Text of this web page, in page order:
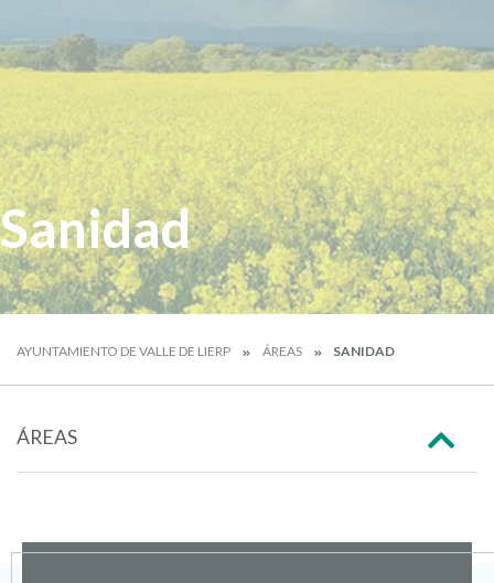
Sanidad
AYUNTAMIENTO DE VALLE DE LIERP ÁREAS SANIDAD
ÁREAS